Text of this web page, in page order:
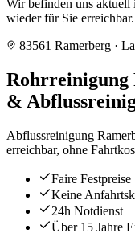
Wir befinden uns aktuell
wieder für Sie
83561 Ramerberg ·
Rohrreinigung
&
Abflussreinigung
erreichbar, ohne
Faire Festpreise
Keine
24h Notdienst
Über 15 Jahre